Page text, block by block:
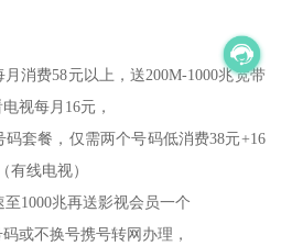
消费58元以上，送200M-1000兆宽带
视每月16元，
套餐，仅需两个号码低消费38元+16
有线电视）
1000兆再送影视会员一个
或不换号携号转网办理，